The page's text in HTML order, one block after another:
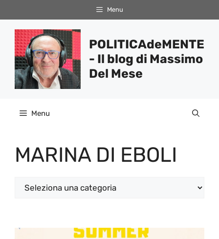
al
contenuto
Menu
POLITICAdeMENTE
- Il blog di Massimo
Del Mese
Menu
MARINA DI EBOLI
Categorie